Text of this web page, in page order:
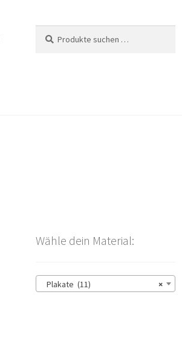
nach:
Wähle dein Material:
×
Plakate (11)